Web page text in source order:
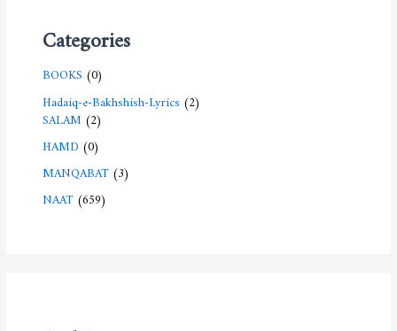
Categories
BOOKS(0)
Hadaiq-e-Bakhshish-Lyrics(2)
SALAM(2)
HAMD(0)
MANQABAT(3)
NAAT(659)